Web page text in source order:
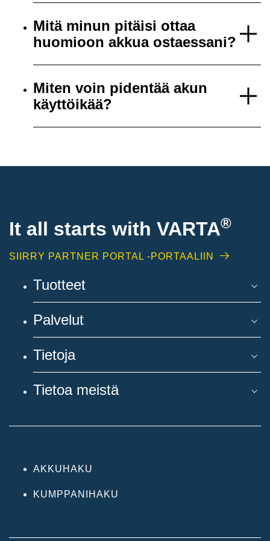
Mitä minun pitäisi ottaa
huomioon akkua ostaessani?
Miten voin pidentää akun
käyttöikää?
It all starts with VARTA®
SIIRRY PARTNER PORTAL -PORTAALIIN
Tuotteet
Palvelut
Tietoja
Tietoa meistä
AKKUHAKU
KUMPPANIHAKU